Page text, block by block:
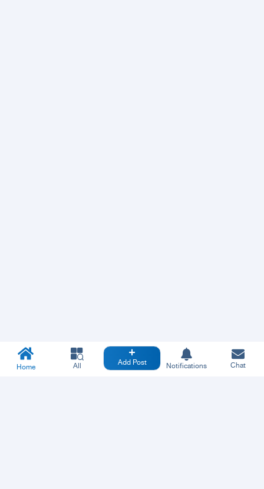
Home All Add Post Notifications Chat